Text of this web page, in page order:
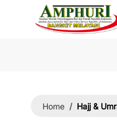
Home Hajj &